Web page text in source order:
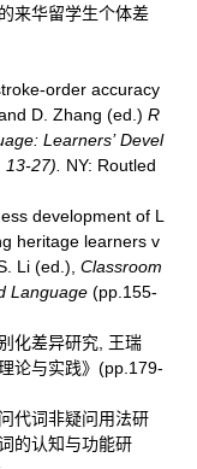
来华留学生个体差
order accuracy
D. Zhang (ed.)R
Learners’ Devel
27). NY: Routled
development of L
heritage learners v
Li (ed.), Classroom
Language (pp.155-
化差异研究, 王瑞
论与实践》(pp.179-
代词非疑问用法研
的认知与功能研